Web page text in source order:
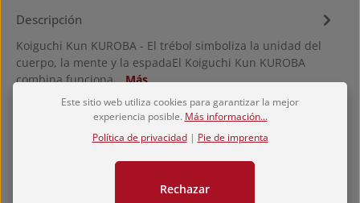
Descripción
Koiguchi Kun KUROBA - El trébol simboliza la unidad del
cuerpo, la mente y la espadaEl Koiguchi Kun KUROBA
combina funciona…Más
HerstellerEste sitio web utiliza cookies para garantizar la mejor
experiencia posible. Más información...
Política de privacidad| Pie de imprenta
Rechazar